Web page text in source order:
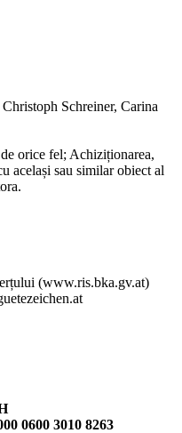
Schreiner, Carina
orice fel; Achiziționarea,
același sau similar obiect al
(www.ris.bka.gv.at)
0600 3010 8263